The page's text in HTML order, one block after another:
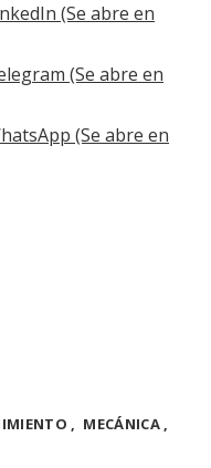
(Se abre en
(Se abre en
(Se abre en
MECÁNICA